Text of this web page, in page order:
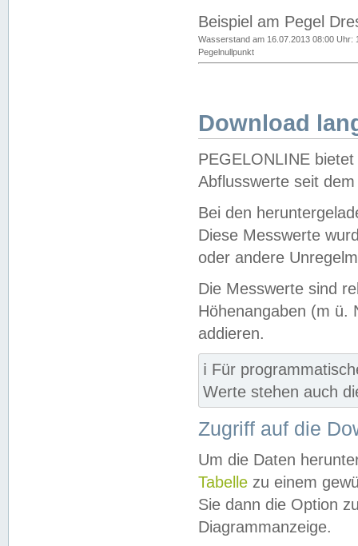
Beispiel am Pegel
Wasserstand am 16.07.2013 08:00 Uhr:
Pegelnullpunkt
Download
PEGELONLINE
Abflusswerte seit
Bei den
Diese Messwerte
oder andere
Die Messwerte sind
Höhenangaben (m ü.
addieren.
ℹ️ Für
Werte stehen auch
Zugriff auf die
Um die Daten
Tabelle zu einem
Sie dann die Option
Diagrammanzeige.